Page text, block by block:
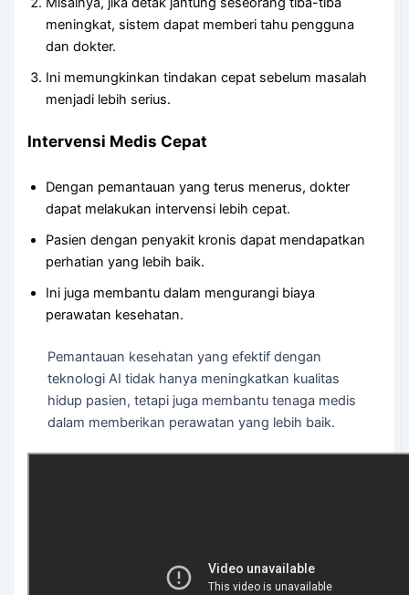
meningkat, sistem dapat memberi tahu pengguna
dan dokter.
Ini memungkinkan tindakan cepat sebelum masalah
menjadi lebih serius.
Intervensi Medis Cepat
Dengan pemantauan yang terus menerus, dokter
dapat melakukan intervensi lebih cepat.
Pasien dengan penyakit kronis dapat mendapatkan
perhatian yang lebih baik.
Ini juga membantu dalam mengurangi biaya
perawatan kesehatan.
Pemantauan kesehatan yang efektif dengan
teknologi AI tidak hanya meningkatkan kualitas
hidup pasien, tetapi juga membantu tenaga medis
dalam memberikan perawatan yang lebih baik.